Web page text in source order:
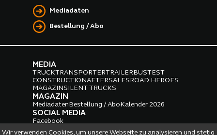
Wir verwenden Cookies, um unsere Webseite zu analysieren und stetig
Mediadaten
Bestellung / Abo
MEDIA
TRUCKTRANSPORTERTRAILERBUSTEST
CONSTRUCTIONAFTERSALESROAD HEROES
MAGAZINSILENT TRUCKS
MAGAZIN
MediadatenBestellung / AboKalender 2026
SOCIAL MEDIA
Facebook
Instagram LinkedIn